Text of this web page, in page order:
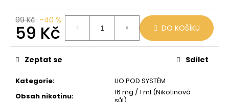
99 Kč –40 %
59 Kč
Měrná
cena:
DO KOŠÍKU
Kategorie:
LIO POD SYSTÉM
Obsah nikotinu:
16 mg / 1 ml (Nikotinová
sůl)
Zeptat se Sdílet
u
č
u
j
e
e